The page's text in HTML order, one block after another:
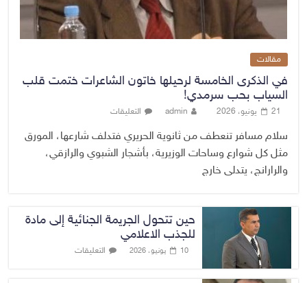
مقالات
في الذكرى الخامسة لرحيلها خاتون الشاعرات ختمت قلب
السياب بحب سرمدي!
21 يونيو، 2026 admin التعليقات
سلام مسافر تنعطف من ثانوية الحريري فتدلف شارعها، المورق
مثل كل شوارع وساحات الوزيرية، بأشجار الشبوي والرازقي،
والرارانج، يتدلى خارج
حين تتحول الجريمة الجنائية إلى مادة
للجذب الاعلامي
10 يونيو، 2026 التعليقات